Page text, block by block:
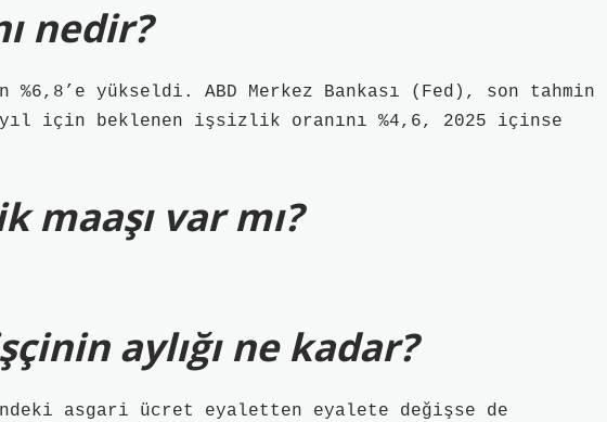
nedir?
yükseldi. ABD Merkez Bankası (Fed), son tahmin
için beklenen işsizlik oranını %4,6, 2025 içinse
maaşı var mı?
aylığı ne kadar?
asgari ücret eyaletten eyalete değişse de